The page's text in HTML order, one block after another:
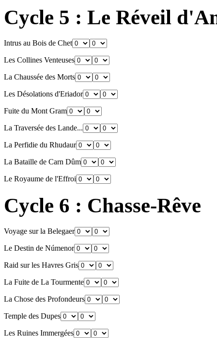
Cycle 5 : Le Réveil
Intrus au Bois de Chet
Les Collines Venteuses
La Chaussée des Morts
Les Désolations d'Eriador
Fuite du Mont Gram
La Traversée des Lande...
La Perfidie du Rhudaur
La Bataille de Carn Dûm
Le Royaume de l'Effroi
Cycle 6 : Chasse-Rêve
Voyage sur la Belegaer
Le Destin de Númenor
Raid sur les Havres Gris
La Fuite de La Tourmente
La Chose des Profondeurs
Temple des Dupes
Les Ruines Immergées